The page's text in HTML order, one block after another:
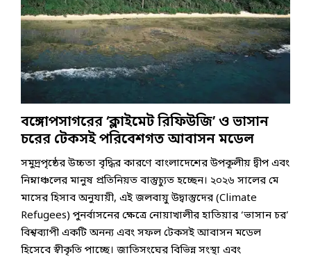
বঙ্গোপসাগরের ‘ক্লাইমেট রিফিউজি’ ও ভাসান
চরের টেকসই পরিবেশগত আবাসন মডেল
সমুদ্রপৃষ্ঠের উচ্চতা বৃদ্ধির কারণে বাংলাদেশের উপকূলীয় দ্বীপ এবং
নিম্নাঞ্চলের মানুষ প্রতিনিয়ত বাস্তুচ্যুত হচ্ছেন। ২০২৬ সালের মে
মাসের হিসাব অনুযায়ী, এই জলবায়ু উদ্বাস্তুদের (Climate
Refugees) পুনর্বাসনের ক্ষেত্রে নোয়াখালীর হাতিয়ার ‘ভাসান চর’
বিশ্বব্যাপী একটি অনন্য এবং সফল টেকসই আবাসন মডেল
হিসেবে স্বীকৃতি পাচ্ছে। জাতিসংঘের বিভিন্ন সংস্থা এবং